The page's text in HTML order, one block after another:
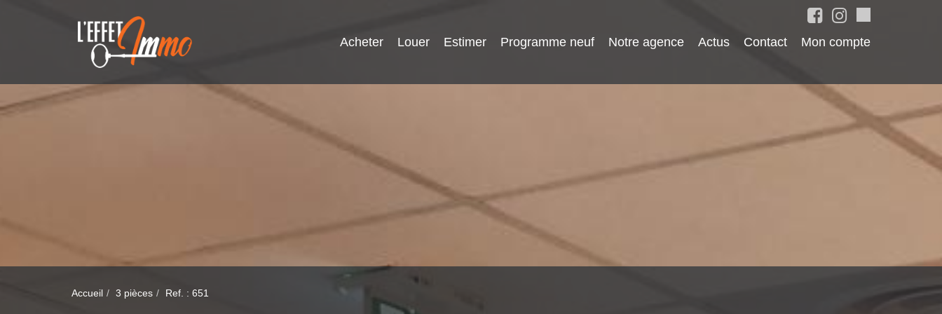
Acheter Louer Estimer Programme neuf Notre agence Actus Contact Mon compte
Accueil 3 pièces Ref. : 651